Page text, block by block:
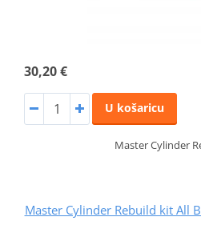
30,20 €
U košaricu
Master Cylinder
Master Cylinder Rebuild kit All